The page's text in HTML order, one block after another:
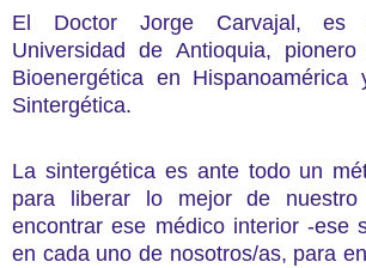
El Doctor Jorge Carvajal,
Universidad de Antioquia,
Bioenergética en
Sintergética.
La sintergética es ante todo un
para liberar lo mejor de nuestro
encontrar ese médico interior -ese
en cada uno de nosotros/as, para